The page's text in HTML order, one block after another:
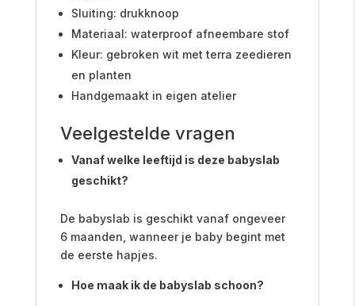
Sluiting: drukknoop
Materiaal: waterproof afneembare stof
Kleur: gebroken wit met terra zeedieren
en planten
Handgemaakt in eigen atelier
Veelgestelde vragen
Vanaf welke leeftijd is deze babyslab
geschikt?
De babyslab is geschikt vanaf ongeveer
6 maanden, wanneer je baby begint met
de eerste hapjes.
Hoe maak ik de babyslab schoon?